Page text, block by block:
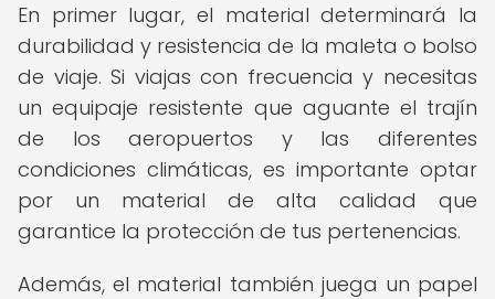
En primer lugar, el material determinará la
durabilidad y resistencia de la maleta o bolso
de viaje. Si viajas con frecuencia y necesitas
un equipaje resistente que aguante el trajín
de los aeropuertos y las diferentes
condiciones climáticas, es importante optar
por un material de alta calidad que
garantice la protección de tus pertenencias.
Además, el material también juega un papel